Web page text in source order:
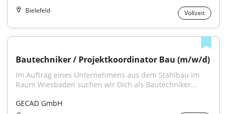
Bielefeld Vollzeit
Bautechniker / Projektkoordinator Bau (m/w/d)
Im Auftrag eines Unternehmens aus dem Stahlbau im
Raum Wiesbaden suchen wir Dich als Bautechniker...
GECAD GmbH